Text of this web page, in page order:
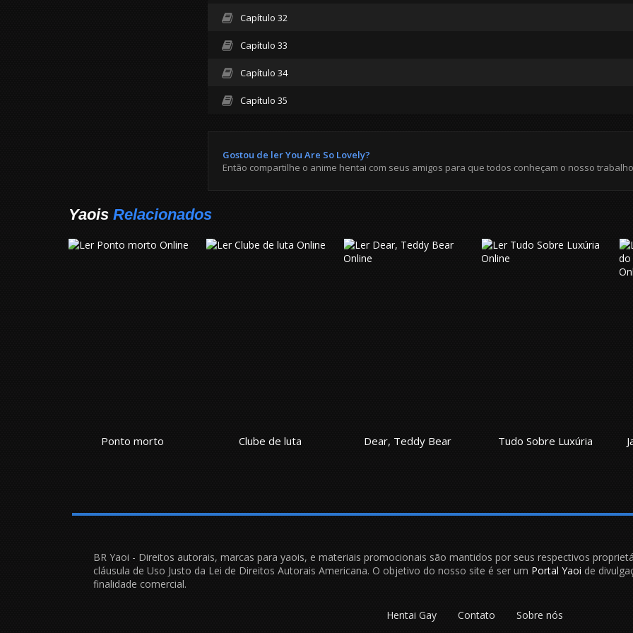
Capítulo 32
Capítulo 33
Capítulo 34
Capítulo 35
Gostou de ler You Are So Lovely?
Então compartilhe o anime hentai com seus amigos para que todos conheçam o nosso
Yaois Relacionados
Ponto morto Clube de luta Dear, Teddy Bear Tudo Sobre Luxúria
BR Yaoi - Direitos autorais, marcas para yaois, e materiais promocionais são mantidos por seus respectivos
cláusula de Uso Justo da Lei de Direitos Autorais Americana. O objetivo do nosso site é ser um Portal Yaoi de
finalidade comercial.
Hentai Gay Contato Sobre nós